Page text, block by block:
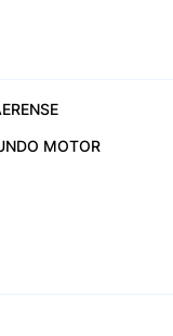
MOTOR